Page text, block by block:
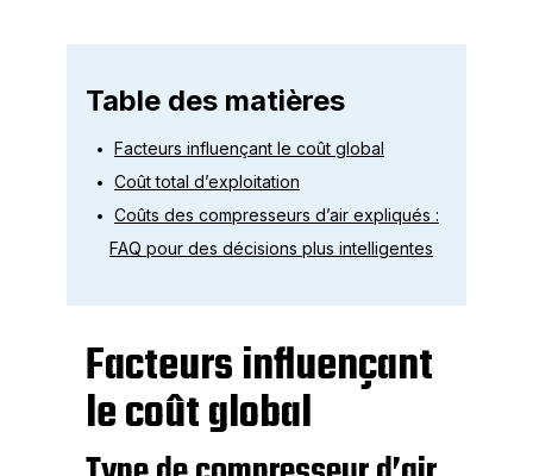
Table des matières
Facteurs influençant le coût global
Coût total d’exploitation
Coûts des compresseurs d’air expliqués :
FAQ pour des décisions plus intelligentes
Facteurs influençant
le coût global